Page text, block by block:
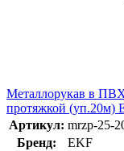
Металлорукав в
протяжкой (уп.20м)
Артикул: mrzp-25-
Бренд:
EKF